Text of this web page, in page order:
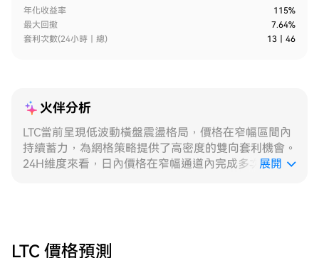
年化收益率
115%
最大回撤
7.64%
套利次數(24小時｜總)
13 46
火伴分析
LTC當前呈現低波動橫盤震盪格局，價格在窄幅區間內
持續蓄力，為網格策略提供了高密度的雙向套利機會。
24H維度來看，日內價格在窄幅通道內完成多次有效穿
明顯更細、更飽滿。7D維度回顧，過去一週LTC整體在
展開
LTC 價格預測